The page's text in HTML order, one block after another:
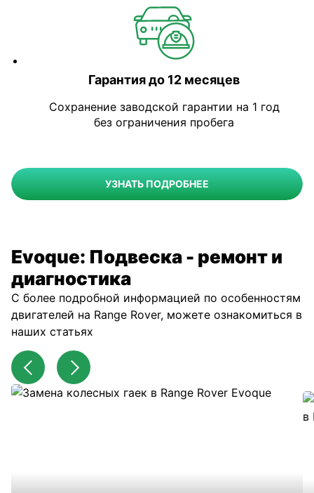
Гарантия до 12 месяцев
Сохранение заводской гарантии на 1 год
без ограничения пробега
УЗНАТЬ ПОДРОБНЕЕ
Evoque: Подвеска - ремонт и
диагностика
С более подробной информацией по особенностям
двигателей на Range Rover, можете ознакомиться в
наших статьях